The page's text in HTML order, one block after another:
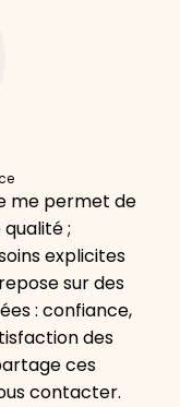
me permet de
;
explicites
sur des
: confiance,
des
ces
contacter.